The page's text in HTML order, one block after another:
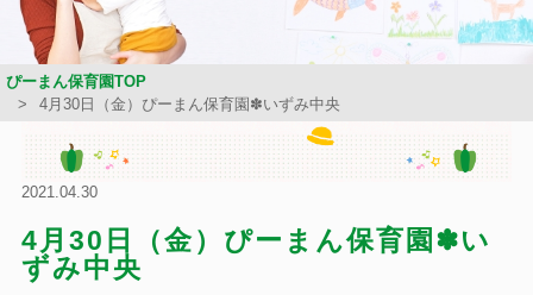
ぴーまん保育園TOP
4月30日（金）ぴーまん保育園✽いずみ中央
2021.04.30
4月30日（金）ぴーまん保育園✽い
ずみ中央